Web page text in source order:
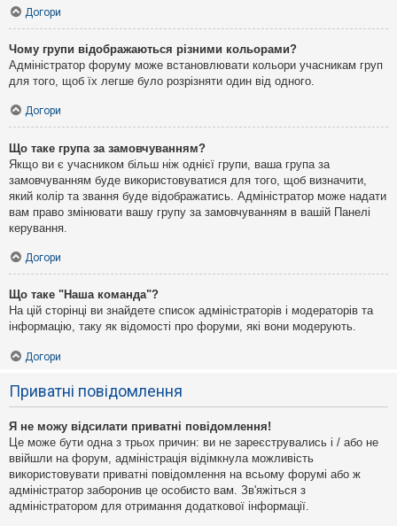
Догори
Чому групи відображаються різними кольорами?
Адміністратор форуму може встановлювати кольори учасникам груп
для того, щоб їх легше було розрізняти один від одного.
Догори
Що таке група за замовчуванням?
Якщо ви є учасником більш ніж однієї групи, ваша група за
замовчуванням буде використовуватися для того, щоб визначити,
який колір та звання буде відображатись. Адміністратор може надати
вам право змінювати вашу групу за замовчуванням в вашій Панелі
керування.
Догори
Що таке "Наша команда"?
На цій сторінці ви знайдете список адміністраторів і модераторів та
інформацію, таку як відомості про форуми, які вони модерують.
Догори
Приватні повідомлення
Я не можу відсилати приватні повідомлення!
Це може бути одна з трьох причин: ви не зареєструвались і / або не
ввійшли на форум, адміністрація відімкнула можливість
використовувати приватні повідомлення на всьому форумі або ж
адміністратор заборонив це особисто вам. Зв'яжіться з
адміністратором для отримання додаткової інформації.